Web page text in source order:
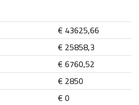
€ 43625,66
€ 25858,3
€ 6760,52
€ 2850
€ 0